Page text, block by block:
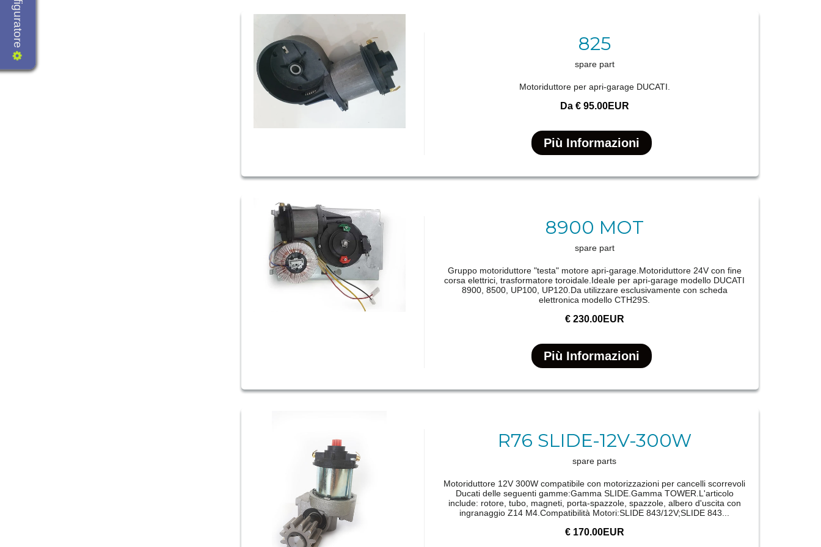
825
spare part
Motoriduttore per apri-garage DUCATI.
Da € 95.00EUR
Più Informazioni
8900 MOT
spare part
Gruppo motoriduttore "testa" motore apri-garage.Motoriduttore 24V con fine
corsa elettrici, trasformatore toroidale.Ideale per apri-garage modello DUCATI
8900, 8500, UP100, UP120.Da utilizzare esclusivamente con scheda
elettronica modello CTH29S.
€ 230.00EUR
Più Informazioni
R76 SLIDE-12V-300W
spare parts
Motoriduttore 12V 300W compatibile con motorizzazioni per cancelli scorrevoli
Ducati delle seguenti gamme:Gamma SLIDE.Gamma TOWER.L'articolo
include: rotore, tubo, magneti, porta-spazzole, spazzole, albero d'uscita con
ingranaggio Z14 M4.Compatibilità Motori:SLIDE 843/12V;SLIDE 843...
€ 170.00EUR